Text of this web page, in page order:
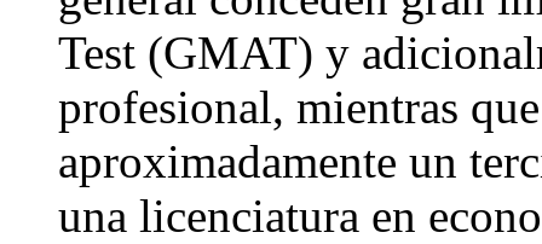
Test (GMAT) y
profesional, mientras
aproximadamente un
una licenciatura en